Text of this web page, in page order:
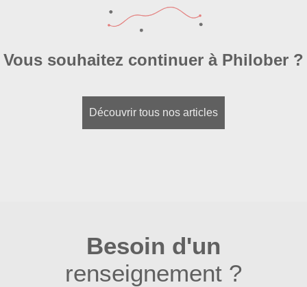
Vous souhaitez continuer à Philober ?
Découvrir tous nos articles
Besoin d'un
renseignement ?